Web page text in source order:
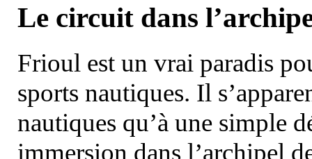
Le circuit dans
Frioul est un vrai paradis
sports nautiques. Il
nautiques qu’à une simple
immersion dans l’archipel